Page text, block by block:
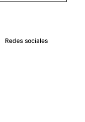
Redes sociales